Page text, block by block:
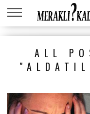
ANASAYFA
ÇOCUK
İLIŞKILER
TARIFLERIALL